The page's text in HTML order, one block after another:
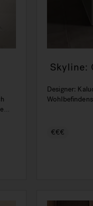
Skyline:
Designer:
€€€